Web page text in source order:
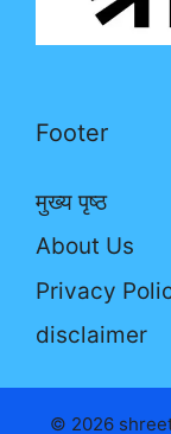
Footer
मुख्य पृष्ठ
About Us
Privacy
disclaimer
© 2026